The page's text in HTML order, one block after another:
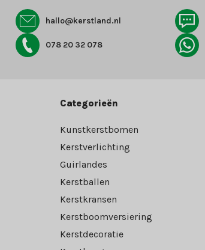
hallo@kerstland.nl
078 20 32 078
Categorieën
Kunstkerstbomen
Kerstverlichting
Guirlandes
Kerstballen
Kerstkransen
Kerstboomversiering
Kerstdecoratie